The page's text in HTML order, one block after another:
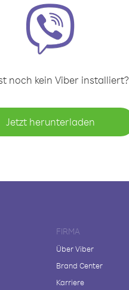
noch kein Viber installiert?
Jetzt herunterladen
FIRMA
Über Viber
Brand Center
Karriere